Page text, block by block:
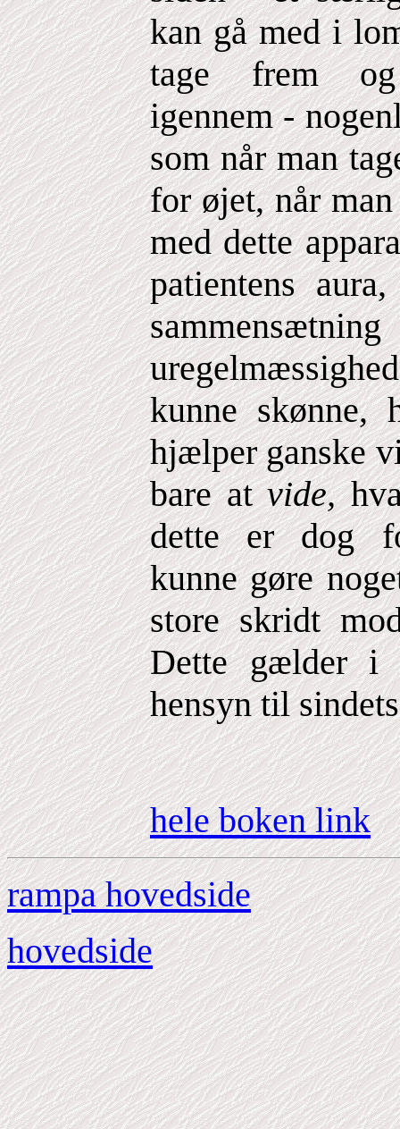
kan gå med i
tage frem og
igennem -
som når man
for øjet, når
med dette
patientens
kunne skønne,
hjælper ganske
bare atvide,
dette er dog
kunne gøre
store skridt
Dette gælder i
hensyn til
hele boken link
rampa hovedside
hovedside